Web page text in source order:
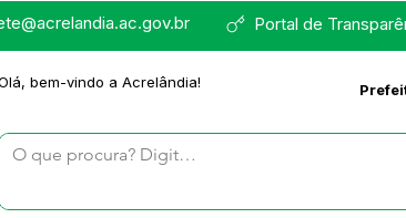
Portal de
bem-vindo a Acrelândia!